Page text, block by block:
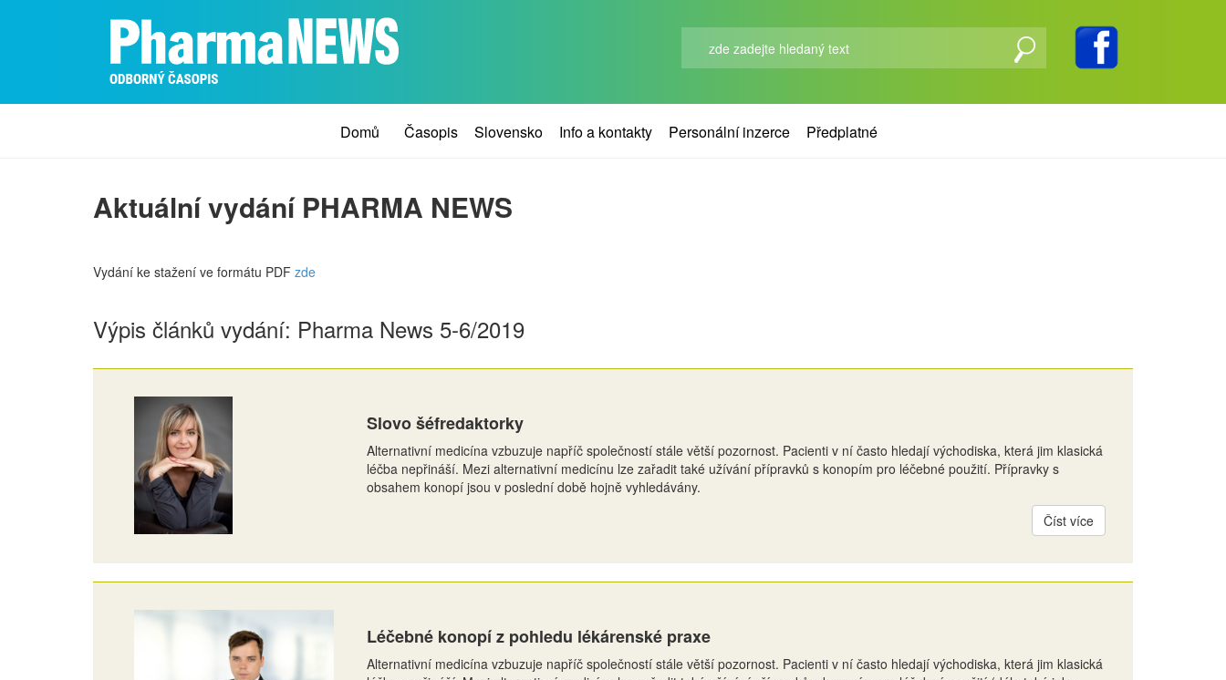
Domů Časopis Slovensko Info a kontakty Personální inzerce Předplatné
Aktuální vydání PHARMA NEWS
Vydání ke stažení ve formátu PDF zde
Výpis článků vydání: Pharma News 5-6/2019
Slovo šéfredaktorky
Alternativní medicína vzbuzuje napříč společností stále větší pozornost. Pacienti v ní často hledají východiska, která jim klasická
léčba nepřináší. Mezi alternativní medicínu lze zařadit také užívání přípravků s konopím pro léčebné použití. Přípravky s
obsahem konopí jsou v poslední době hojně vyhledávány.
Číst více
Léčebné konopí z pohledu lékárenské praxe
Alternativní medicína vzbuzuje napříč společností stále větší pozornost. Pacienti v ní často hledají východiska, která jim klasická